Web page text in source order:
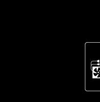
Vỏ máy có 2 bộ lọc
giúp bảo vệ các linh